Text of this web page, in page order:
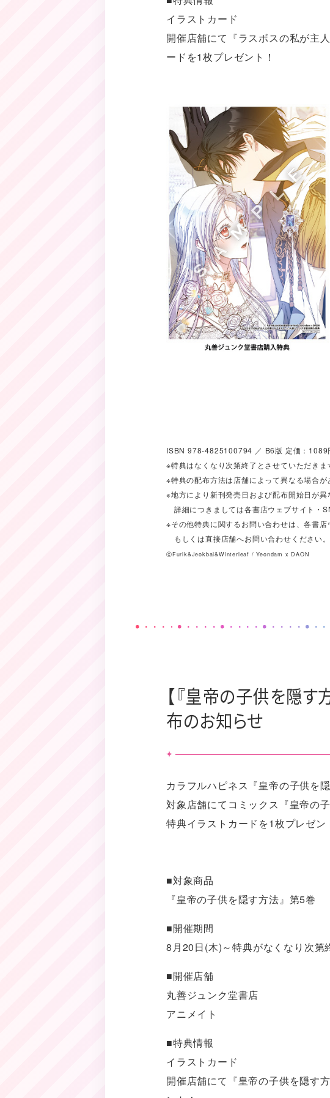
イラストカード
開催店舗にて『ラスボスの私が主
ードを1枚プレゼント！
ISBN 978-4825100794 ／ B6版 定価：1089
※特典はなくなり次第終了とさせていただきま
※特典の配布方法は店舗によって異なる場合
※地方により新刊発売日および配布開始日が異
詳細につきましては各書店ウェブサイト・
※その他特典に関するお問い合わせは、各書店
もしくは直接店舗へお問い合わせください。
ⓒFurik&Jeokbal&Winterleaf / Yeondam x DAON
【『皇帝の子供を隠
布のお知らせ
カラフルハピネス『皇帝の子供を
対象店舗にてコミックス『皇帝の
特典イラストカードを1枚プレゼン
■対象商品
『皇帝の子供を隠す方法』第5巻
■開催期間
8月20日(木)～特典がなくなり次第
■開催店舗
丸善ジュンク堂書店
アニメイト
■特典情報
イラストカード
開催店舗にて『皇帝の子供を隠す